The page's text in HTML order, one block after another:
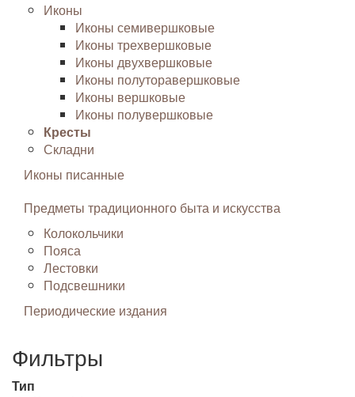
Иконы
Иконы семивершковые
Иконы трехвершковые
Иконы двухвершковые
Иконы полуторавершковые
Иконы вершковые
Иконы полувершковые
Кресты
Складни
Иконы писанные
Предметы традиционного быта и искусства
Колокольчики
Пояса
Лестовки
Подсвешники
Периодические издания
Фильтры
Тип